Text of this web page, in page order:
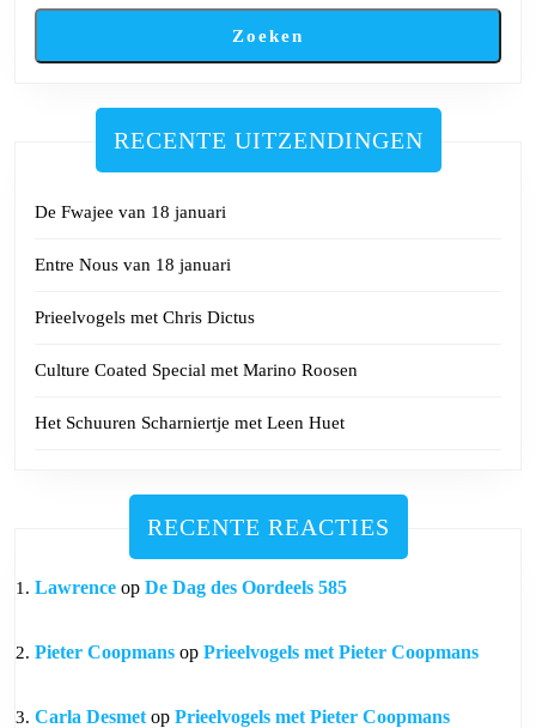
en
Zoeken
RECENTE UITZENDINGEN
De Fwajee van 18 januari
Entre Nous van 18 januari
Prieelvogels met Chris Dictus
Culture Coated Special met Marino Roosen
Het Schuuren Scharniertje met Leen Huet
RECENTE REACTIES
Lawrence op De Dag des Oordeels 585
Pieter Coopmans op Prieelvogels met Pieter Coopmans
Carla Desmet op Prieelvogels met Pieter Coopmans